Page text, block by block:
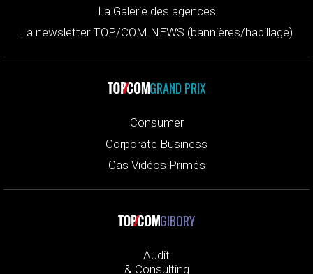
La Galerie des agences
La newsletter TOP/COM NEWS (bannières/habillage)
GRAND PRIX
Consumer
Corporate Business
Cas Vidéos Primés
GIBORY
Audit
& Consulting